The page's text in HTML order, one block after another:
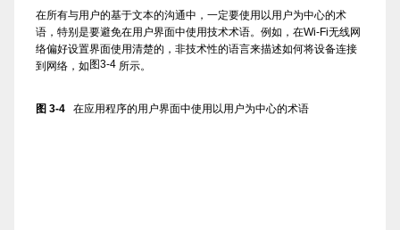
在所有与用户的基于文本的沟通中，一定要使用以用户为中心的术
语，特别是要避免在用户界面中使用技术术语。例如，在Wi-Fi无线网
络偏好设置界面使用清楚的，非技术性的语言来描述如何将设备连接
到网络，如图3-4 所示。
图 3-4 在应用程序的用户界面中使用以用户为中心的术语